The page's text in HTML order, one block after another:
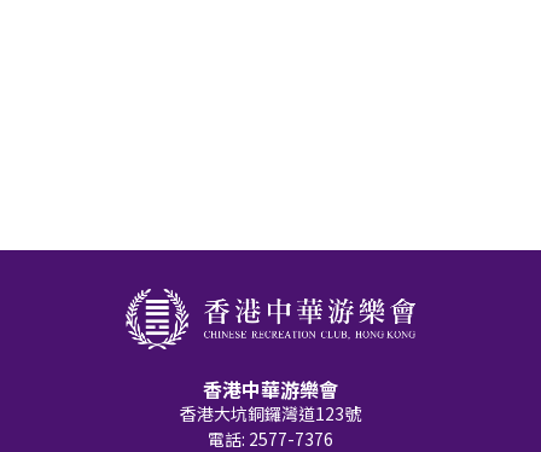
香港中華游樂會
香港大坑銅鑼灣道123號
電話: 2577-7376